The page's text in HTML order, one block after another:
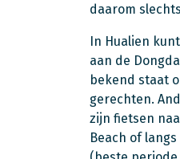
daarom
In Hualien
aan de
bekend staat
gerechten.
zijn fietsen
Beach of